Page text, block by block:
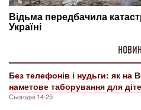
Без телефонів і нудьги: як на
наметове таборування для
Сьогодні 14:25